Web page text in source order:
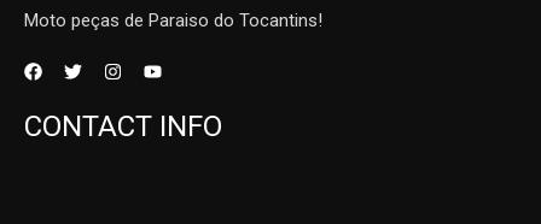
Moto peças de Paraiso do Tocantins!
CONTACT INFO